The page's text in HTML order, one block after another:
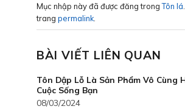
Mục nhập này đã được đăng trongTôn lá
trang permalink.
BÀI VIẾT LIÊN QUAN
Tôn Dập Lỗ Là Sản Phẩm Vô Cùng
Cuộc Sống Bạn
08/03/2024